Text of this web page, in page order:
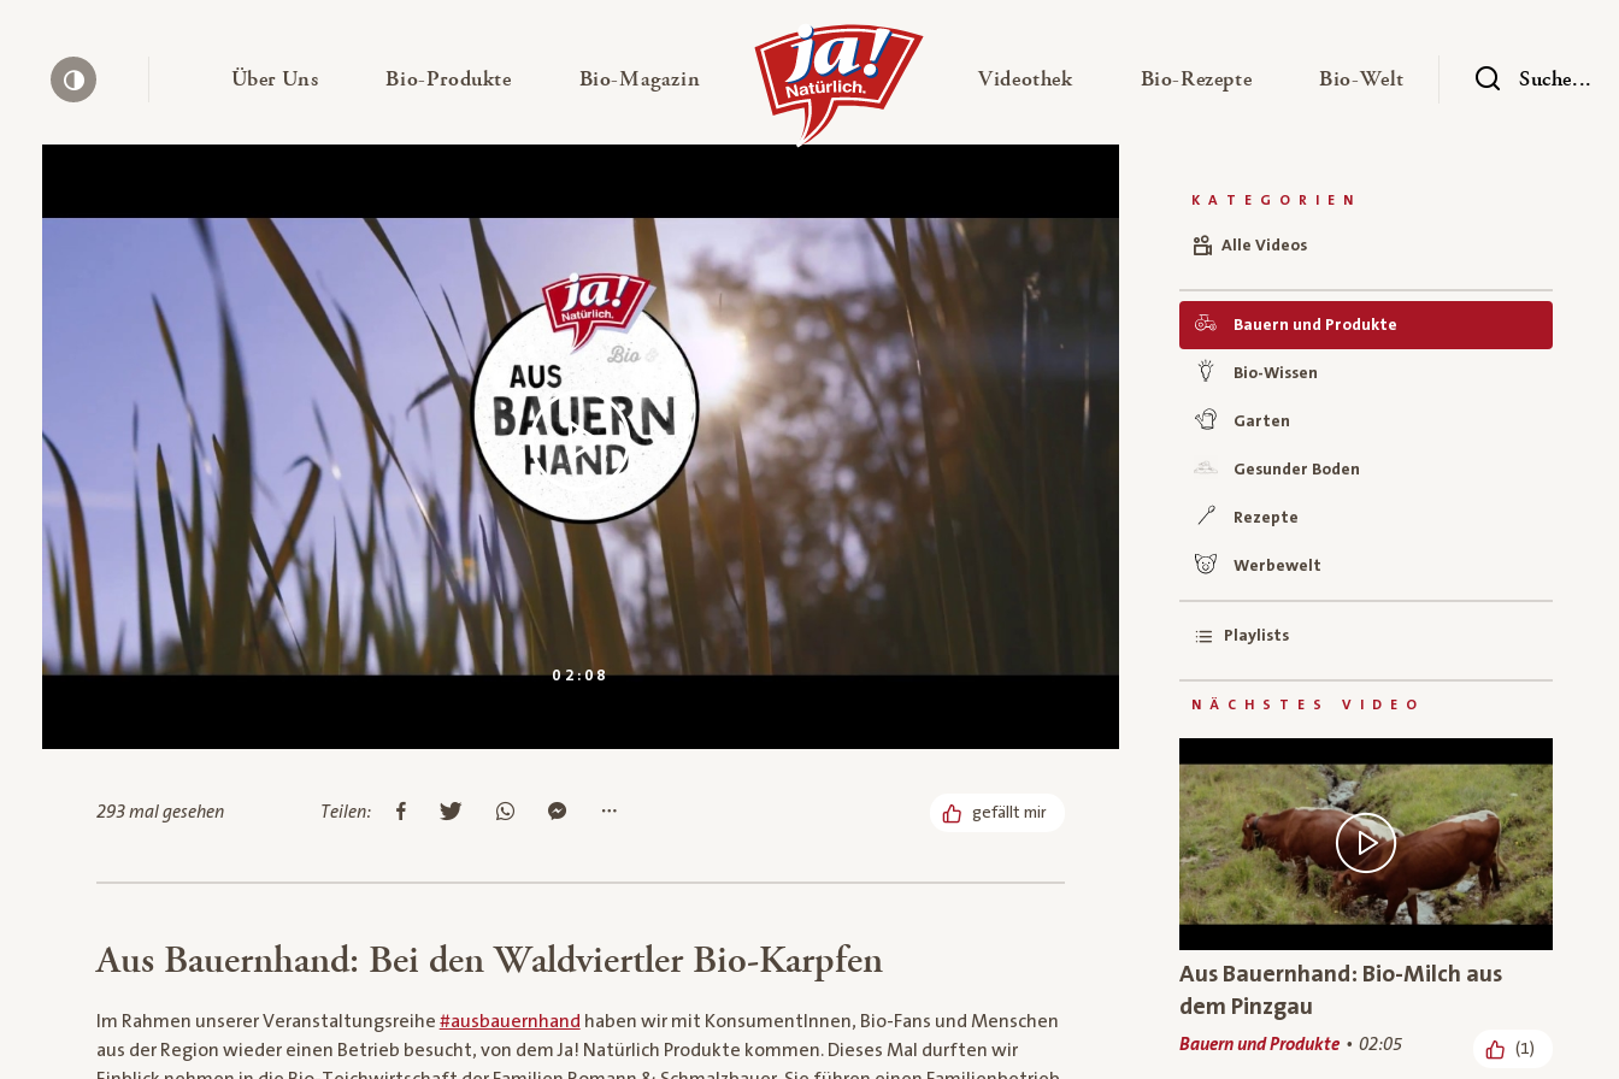
Über Uns— Untermenü ausklappen
Bio-Produkte— Untermenü ausklappen
Bio-Magazin — Untermenü ausklappen Videothek— Untermenü ausklappen
Bio-Rezepte— Untermenü ausklappen
Bio-Welt — UntermenüSuche...
DAUER:
02:08
293 mal gesehen Teilen: gefällt mir
Aus Bauernhand: Bei den Waldviertler Bio-Karpfen
Im Rahmen unserer Veranstaltungsreihe #ausbauernhand haben wir mit KonsumentInnen, Bio-Fans und Menschen
aus der Region wieder einen Betrieb besucht, von dem Ja! Natürlich Produkte kommen. Dieses Mal durften wir
KATEGORIEN
Alle Videos
Bauern und Produkte
Bio-Wissen
Garten
Gesunder Boden
Rezepte
Werbewelt
Playlists
NÄCHSTES VIDEO
Aus Bauernhand: Bio-Milch aus
dem Pinzgau
Bauern und Produkte 02:05 (1)